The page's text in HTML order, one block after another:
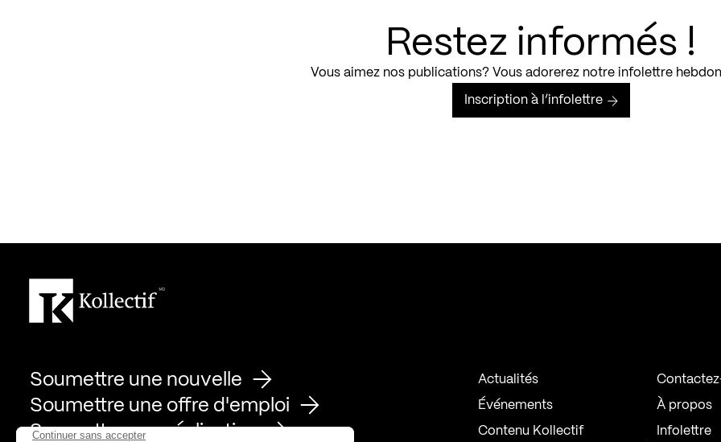
Restez informés !
Vous aimez nos publications? Vous adorerez notre infolettre
Inscription à l’infolettre
Soumettre une nouvelle
Soumettre une offre d'emploi
Soumettre une réalisation
Actualités
Événements
Contenu Kollectif
À propos
Infolettre